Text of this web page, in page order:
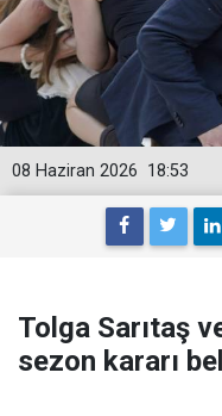
18:53
08 Haziran 2026
Tolga Sarıtaş
sezon kararı